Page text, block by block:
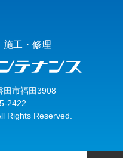
施工・修理
田市福田3908
2422
Rights Reserved.